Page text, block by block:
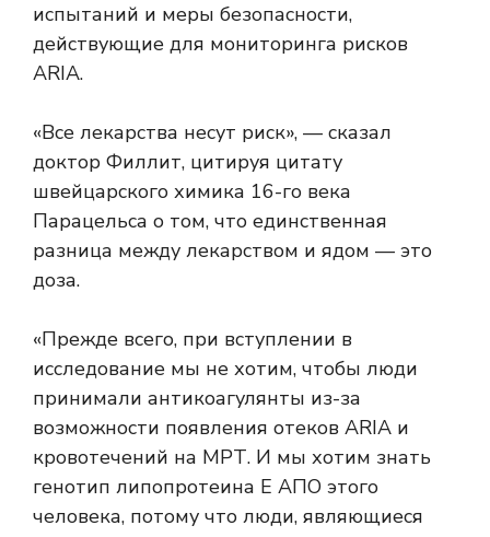
испытаний и меры безопасности,
действующие для мониторинга рисков
ARIA.
«Все лекарства несут риск», — сказал
доктор Филлит, цитируя цитату
швейцарского химика 16-го века
Парацельса о том, что единственная
разница между лекарством и ядом — это
доза.
«Прежде всего, при вступлении в
исследование мы не хотим, чтобы люди
принимали антикоагулянты из-за
возможности появления отеков ARIA и
кровотечений на МРТ. И мы хотим знать
генотип липопротеина Е АПО этого
человека, потому что люди, являющиеся